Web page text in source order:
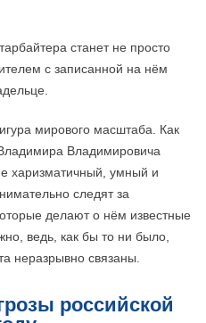
станет не просто
с записанной на нём
мирового масштаба. Как
Владимировича
харизматичный, умный и
следят за
делают о нём известные
ведь, как бы то ни было,
неразрывно связаны.
российской